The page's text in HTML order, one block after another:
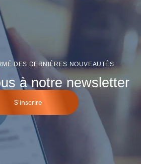
DES DERNIÈRES NOUVEAUTÉS
à notre newsletter
S'inscrire